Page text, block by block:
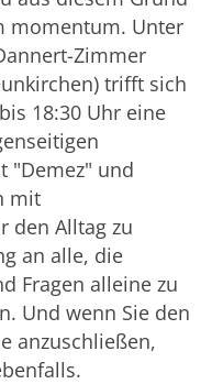
momentum. Unter
Zimmer
trifft sich
18:30 Uhr eine
"Demez" und
mit
den Alltag zu
an alle, die
Fragen alleine zu
Und wenn Sie den
anzuschließen,